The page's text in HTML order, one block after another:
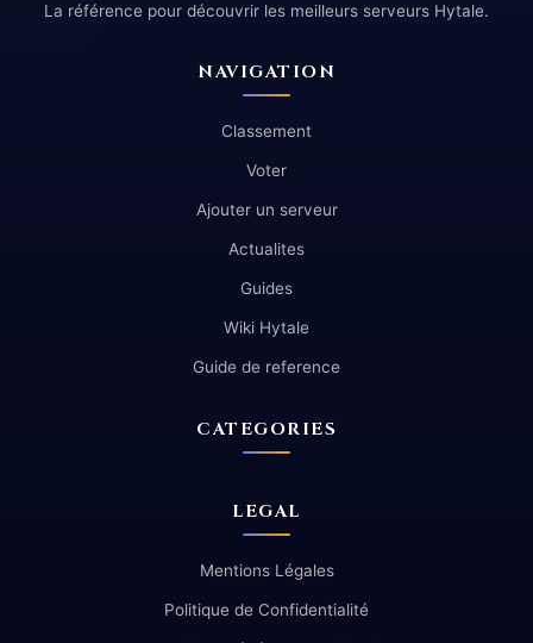
La référence pour découvrir les meilleurs serveurs Hytale.
NAVIGATION
Classement
Voter
Ajouter un serveur
Actualites
Guides
Wiki Hytale
Guide de reference
CATEGORIES
LEGAL
Mentions Légales
Politique de Confidentialité